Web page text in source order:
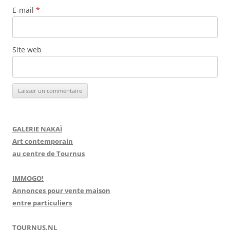
E-mail *
Site web
GALERIE NAKAÏ
Art contemporain
au centre de Tournus
IMMOGO!
Annonces pour vente maison
entre particuliers
TOURNUS.NL